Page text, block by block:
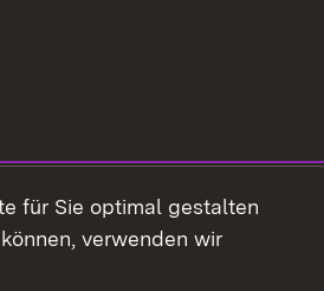
für Sie optimal gestalten
verwenden wir